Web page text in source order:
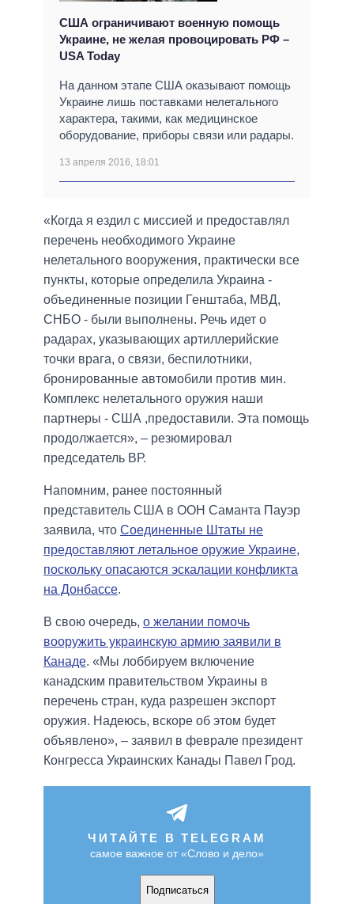
США ограничивают военную помощь
Украине, не желая провоцировать РФ –
USA Today
На данном этапе США оказывают помощь
Украине лишь поставками нелетального
характера, такими, как медицинское
оборудование, приборы связи или радары.
13 апреля 2016, 18:01
«Когда я ездил с миссией и предоставлял
перечень необходимого Украине
нелетального вооружения, практически все
пункты, которые определила Украина -
объединенные позиции Генштаба, МВД,
СНБО - были выполнены. Речь идет о
радарах, указывающих артиллерийские
точки врага, о связи, беспилотники,
бронированные автомобили против мин.
Комплекс нелетального оружия наши
партнеры - США ,предоставили. Эта помощь
продолжается», – резюмировал
председатель ВР.
Напомним, ранее постоянный
представитель США в ООН Саманта Пауэр
заявила, что Соединенные Штаты не
предоставляют летальное оружие Украине,
поскольку опасаются эскалации конфликта
на Донбассе.
В свою очередь, о желании помочь
вооружить украинскую армию заявили в
Канаде. «Мы лоббируем включение
канадским правительством Украины в
перечень стран, куда разрешен экспорт
оружия. Надеюсь, вскоре об этом будет
объявлено», – заявил в феврале президент
Конгресса Украинских Канады Павел Грод.
ЧИТАЙТЕ В TELEGRAM
самое важное от «Слово и дело»
Подписаться